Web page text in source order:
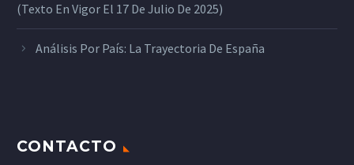
(texto En Vigor El 17 De Julio De 2025)
Análisis Por País: La Trayectoria De España
CONTACTO